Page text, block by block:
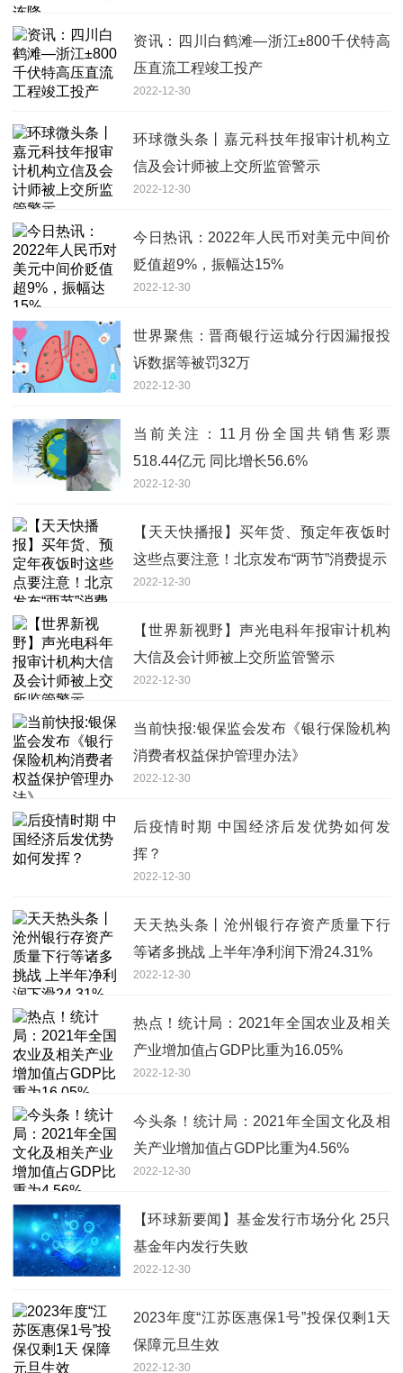
资讯：四川白鹤滩—浙江±800千伏特高
压直流工程竣工投产
2022-12-30
环球微头条丨嘉元科技年报审计机构立
信及会计师被上交所监管警示
2022-12-30
今日热讯：2022年人民币对美元中间价
贬值超9%，振幅达15%
2022-12-30
世界聚焦：晋商银行运城分行因漏报投
诉数据等被罚32万
2022-12-30
当前关注：11月份全国共销售彩票
518.44亿元 同比增长56.6%
2022-12-30
【天天快播报】买年货、预定年夜饭时
这些点要注意！北京发布“两节”消费提示
2022-12-30
【世界新视野】声光电科年报审计机构
大信及会计师被上交所监管警示
2022-12-30
当前快报:银保监会发布《银行保险机构
消费者权益保护管理办法》
2022-12-30
后疫情时期 中国经济后发优势如何发
挥？
2022-12-30
天天热头条丨沧州银行存资产质量下行
等诸多挑战 上半年净利润下滑24.31%
2022-12-30
热点！统计局：2021年全国农业及相关
产业增加值占GDP比重为16.05%
2022-12-30
今头条！统计局：2021年全国文化及相
关产业增加值占GDP比重为4.56%
2022-12-30
【环球新要闻】基金发行市场分化 25只
基金年内发行失败
2022-12-30
2023年度“江苏医惠保1号”投保仅剩1天
保障元旦生效
2022-12-30